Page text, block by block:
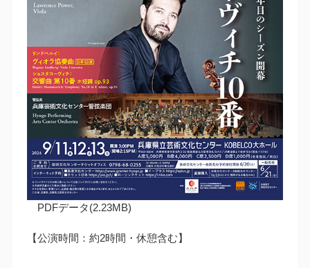
PDFデータ(2.23MB)
【公演時間：約2時間・休憩含む】